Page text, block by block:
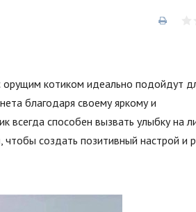
котиком идеально подойдут
благодаря своему яркому и
всегда способен вызвать улыбку на
создать позитивный настрой и